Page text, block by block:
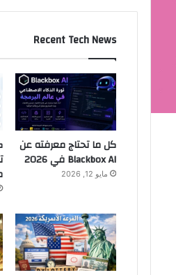
Recent Tech News
كل ما تحتاج معرفته عن
Blackbox AI في 2026
مايو 12, 2026